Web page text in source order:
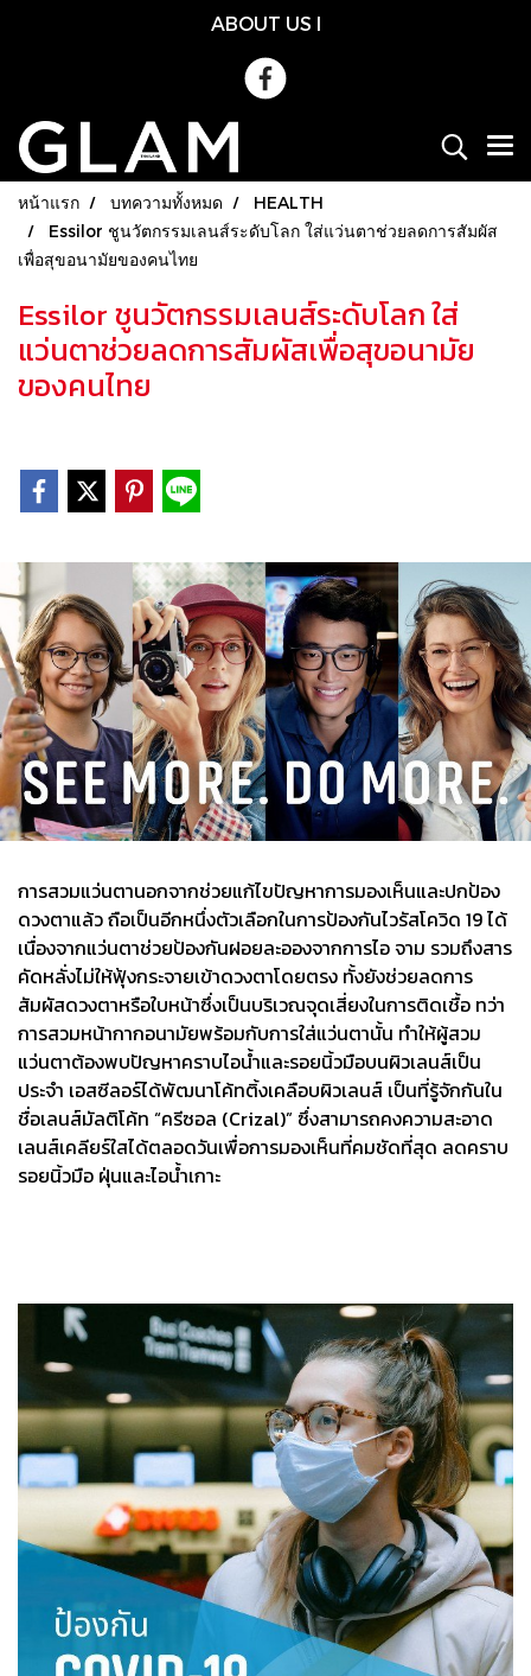
ABOUT US l
หน้าแรก บทความทั้งหมด
HEALTH
Essilor ชูนวัตกรรมเลนส์ระดับโลก ใส่แว่นตาช่วยลดการสัมผัส
เพื่อสุขอนามัยของคนไทย
Essilor ชูนวัตกรรมเลนส์ระดับโลก ใส่
แว่นตาช่วยลดการสัมผัสเพื่อสุขอนามัย
ของคนไทย
การสวมแว่นตานอกจากช่วยแก้ไขปัญหาการมองเห็นและปกป้อง
ดวงตาแล้ว ถือเป็นอีกหนึ่งตัวเลือกในการป้องกันไวรัสโควิด 19 ได้
เนื่องจากแว่นตาช่วยป้องกันฝอยละอองจากการไอ จาม รวมถึงสาร
คัดหลั่งไม่ให้ฟุ้งกระจายเข้าดวงตาโดยตรง ทั้งยังช่วยลดการ
สัมผัสดวงตาหรือใบหน้าซึ่งเป็นบริเวณจุดเสี่ยงในการติดเชื้อ ทว่า
การสวมหน้ากากอนามัยพร้อมกับการใส่แว่นตานั้น ทำให้ผู้สวม
แว่นตาต้องพบปัญหาคราบไอน้ำและรอยนิ้วมือบนผิวเลนส์เป็น
ประจำ เอสซีลอร์ได้พัฒนาโค้ทติ้งเคลือบผิวเลนส์ เป็นที่รู้จักกันใน
ชื่อเลนส์มัลติโค้ท “ครีซอล (Crizal)” ซึ่งสามารถคงความสะอาด
เลนส์เคลียร์ใสได้ตลอดวันเพื่อการมองเห็นที่คมชัดที่สุด ลดคราบ
รอยนิ้วมือ ฝุ่นและไอน้ำเกาะ